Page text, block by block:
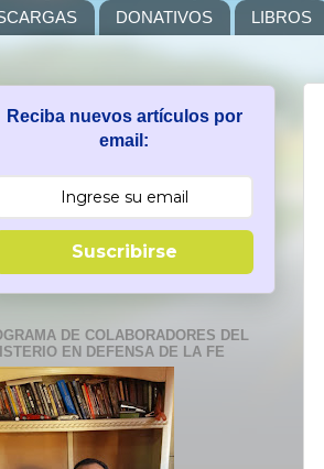
DONATIVOS LIBROS
Reciba nuevos artículos por
email:
Suscribirse
DE COLABORADORES DEL
EN DEFENSA DE LA FE